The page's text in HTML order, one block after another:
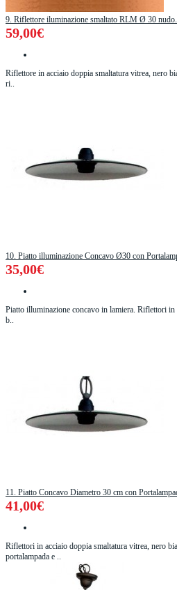
9. Riflettore iluminazione smaltato RLM Ø 30
59,00€
Riflettore in acciaio doppia smaltatura vitrea, nero
ri..
10. Piatto illuminazione Concavo Ø30 con
35,00€
Piatto illuminazione concavo in lamiera. Riflettori in
b..
11. Piatto Concavo Diametro 30 cm con
41,00€
Riflettori in acciaio doppia smaltatura vitrea, nero
portalampada e ..